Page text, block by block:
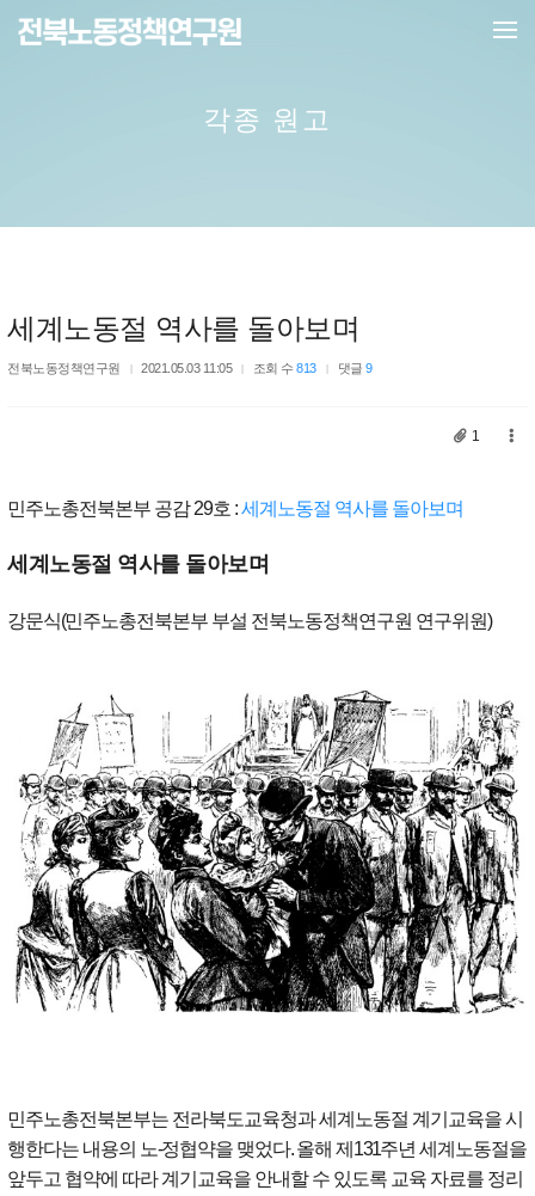
메뉴 건너뛰기
각종 원고
세계노동절 역사를 돌아보며
전북노동정책연구원 2021.05.03 11:05 조회 수813 댓글9
1
민주노총전북본부 공감 29호 :세계노동절 역사를 돌아보며
세계노동절 역사를 돌아보며
강문식(민주노총전북본부 부설 전북노동정책연구원 연구위원)
민주노총전북본부는 전라북도교육청과 세계노동절 계기교육을 시
행한다는 내용의 노-정협약을 맺었다.올해 제 131주년 세계노동절을
앞두고 협약에 따라 계기교육을 안내할 수 있도록 교육 자료를 정리